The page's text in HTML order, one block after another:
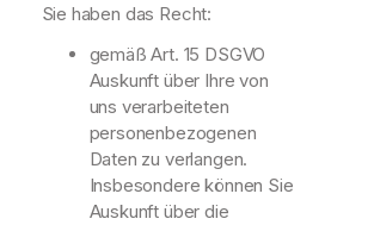
Sie haben das Recht:
gemäß Art. 15 DSGVO
Auskunft über Ihre von
uns verarbeiteten
personenbezogenen
Daten zu verlangen.
Insbesondere können Sie
Auskunft über die